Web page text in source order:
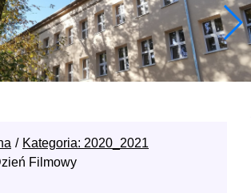
Kategoria: 2020_2021
Filmowy